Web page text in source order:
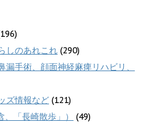
しのあれこれ (290)
手術、顔面神経麻痺リハビリ、
ズ情報など (121)
「長崎散歩」）
(49)